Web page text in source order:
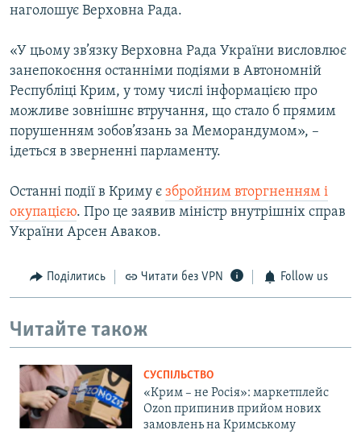
наголошує Верховна Рада.
«У цьому зв’язку Верховна Рада України висловлює
занепокоєння останніми подіями в Автономній
Республіці Крим, у тому числі інформацією про
можливе зовнішнє втручання, що стало б прямим
порушенням зобов’язань за Меморандумом», –
ідеться в зверненні парламенту.
Останні події в Криму є збройним вторгненням і
окупацією. Про це заявив міністр внутрішніх справ
України Арсен Аваков.
Поділитись Читати без VPN Follow us
Читайте також
СУСПІЛЬСТВО
«Крим – не Росія»: маркетплейс
Ozon припинив прийом нових
замовлень на Кримському